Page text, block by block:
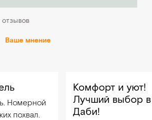
Ваше мнение
Номерной
похвал.
Комфорт и уют!
Лучший выбор
Даби!